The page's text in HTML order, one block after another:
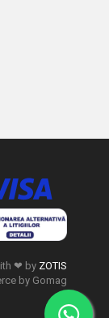
❤ by ZOTIS
by Gomag